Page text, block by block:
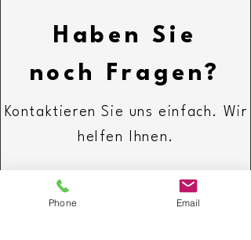
Haben Sie
noch Fragen?
Kontaktieren Sie uns einfach. Wir
helfen Ihnen.
Phone Email